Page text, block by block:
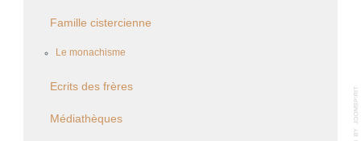
Famille cistercienne
Le monachisme
Ecrits des frères
Médiathèques